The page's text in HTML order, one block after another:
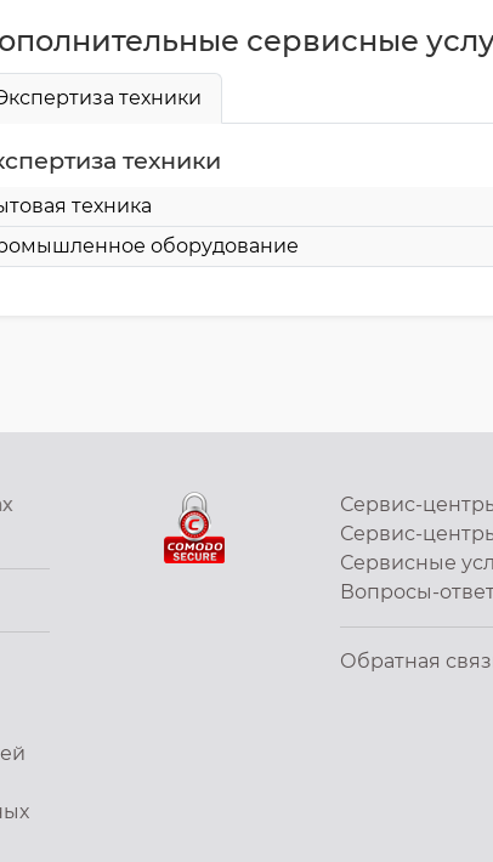
сервисные
техники
техники
техника
оборудование
Сервис-
Сервис-
Сервисные
Вопросы-
Обратная